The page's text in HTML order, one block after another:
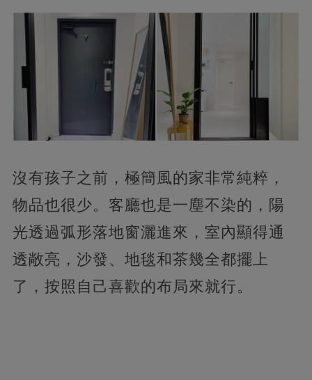
沒有孩子之前，極簡風的家非常純粹，
物品也很少。客廳也是一塵不染的，陽
光透過弧形落地窗灑進來，室內顯得通
透敞亮，沙發、地毯和茶幾全都擺上
了，按照自己喜歡的布局來就行。